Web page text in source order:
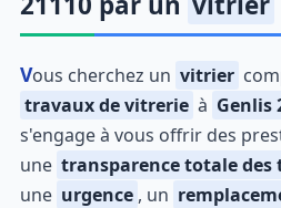
Vous cherchez un vitrier
travaux de vitrerie à Genlis
s'engage à vous offrir des
une transparence totale des
une urgence , un